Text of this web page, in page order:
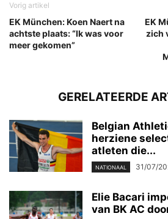
Vorig artikel
EK München: Koen Naert na
achtste plaats: “Ik was voor
meer gekomen”
EK
zich
GERELATEERDE
Belgian
herziene
atleten die...
NATIONAAL 31/07/
Elie Bacari
van BK AC